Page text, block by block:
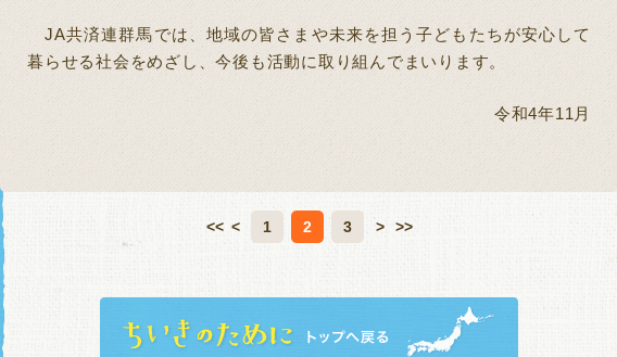
JA共済連群馬では、地域の皆さまや未来を担う子どもたちが安心して
暮らせる社会をめざし、今後も活動に取り組んでまいります。
令和4年11 月
<< < 1 2 3 > >>